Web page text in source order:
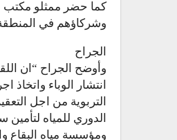
وشركاؤهم في
الجراح
وأوضح الجراح “ان
انتشار الوباء
التربوية من اجل
الدوري للمياه
ومؤسسة مياه البقاع